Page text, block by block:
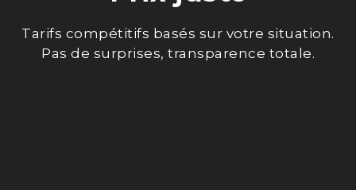
Tarifs compétitifs basés sur votre situation.
Pas de surprises, transparence totale.